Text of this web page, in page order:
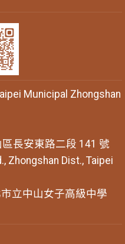
Municipal Zhongshan
長安東路二段 141 號
Zhongshan Dist., Taipei
立中山女子高級中學